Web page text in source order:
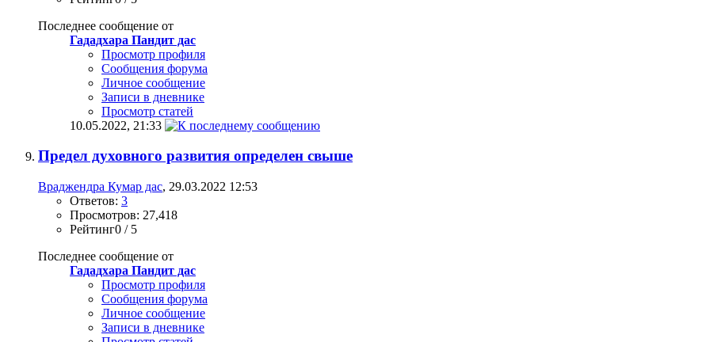
Последнее сообщение от
Гададхара Пандит дас
Просмотр профиля
Сообщения форума
Личное сообщение
Записи в дневнике
Просмотр статей
10.05.2022, 21:33
Предел духовного развития определен свыше
Враджендра Кумар дас, 29.03.2022 12:53
Ответов: 3
Просмотров: 27,418
Рейтинг0 / 5
Последнее сообщение от
Гададхара Пандит дас
Просмотр профиля
Сообщения форума
Личное сообщение
Записи в дневнике